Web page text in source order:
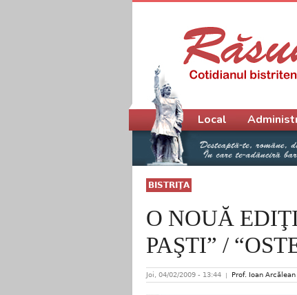
BISTRIŢA
O NOUĂ
PAŞTI” /
Joi, 04/02/2009 - 13:44 Prof. Ioan Arcălean
Meniu principal
Local